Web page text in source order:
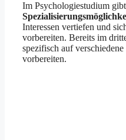
Im Psychologiestudium
Interessen vertiefen und
vorbereiten. Bereits im
spezifisch auf
vorbereiten.